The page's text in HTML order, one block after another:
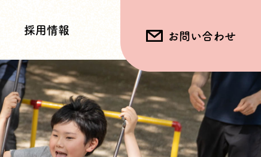
採用情報
お問い合わせ